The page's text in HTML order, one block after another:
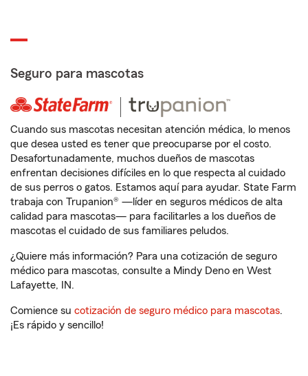
Seguro para mascotas
Cuando sus mascotas necesitan atención médica, lo menos
que desea usted es tener que preocuparse por el costo.
Desafortunadamente, muchos dueños de mascotas
enfrentan decisiones difíciles en lo que respecta al cuidado
de sus perros o gatos. Estamos aquí para ayudar. State Farm
trabaja con Trupanion® —líder en seguros médicos de alta
calidad para mascotas— para facilitarles a los dueños de
mascotas el cuidado de sus familiares peludos.
¿Quiere más información? Para una cotización de seguro
médico para mascotas, consulte a Mindy Deno en West
Lafayette, IN.
Comience su cotización de seguro médico para mascotas.
¡Es rápido y sencillo!